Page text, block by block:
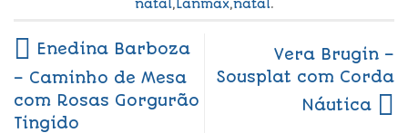
natal,Lanmax,natal.
Enedina Barboza
– Caminho de Mesa
com Rosas Gorgurão
Tingido
Vera Brugin –
Sousplat com Corda
Náutica